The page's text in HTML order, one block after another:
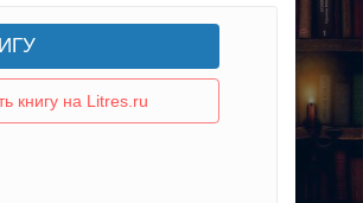
книгу на Litres.ru